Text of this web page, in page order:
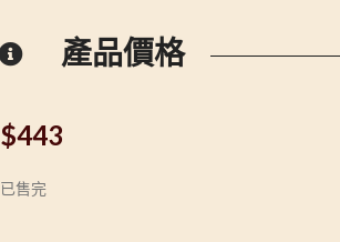
產品價格
$443
已售完